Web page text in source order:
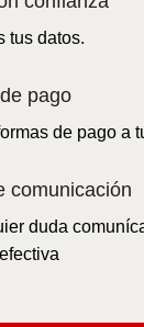
tus datos.
pago
de pago a
comunicación
duda